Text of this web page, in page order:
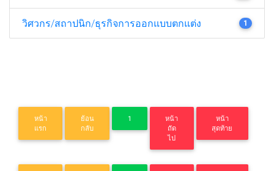
วิศวกร/สถาปนิก/ธุรกิจการออกแบบตกแต่ง 1
หน้า
แรก
ย้อน
กลับ
1
หน้า
ถัด
ไป
หน้า
สุดท้าย